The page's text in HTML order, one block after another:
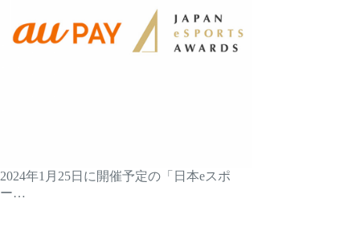
2024年1月25日に開催予定の「日本eスポ
ー…